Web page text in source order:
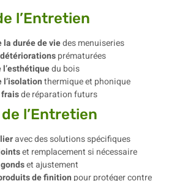
l’Entretien
la durée de viedes menuiseries
prématurées
du bois
thermique et phonique
fraisde réparation futurs
l’Entretien
avec des solutions spécifiques
et remplacement si nécessaire
et ajustement
de finition pour protéger contre